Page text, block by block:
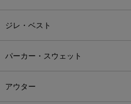
ジレ・ベスト
パーカー・スウェット
アウター